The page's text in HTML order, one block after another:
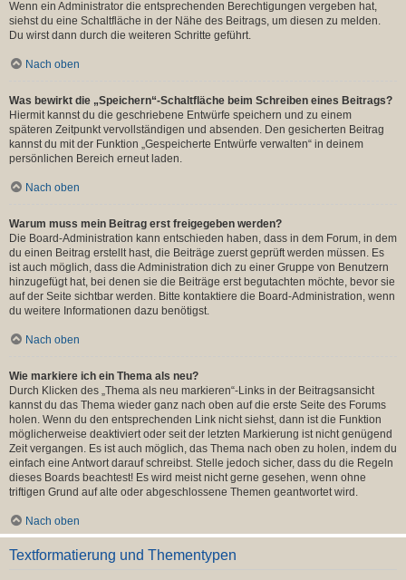
Wenn ein Administrator die entsprechenden Berechtigungen vergeben hat,
siehst du eine Schaltfläche in der Nähe des Beitrags, um diesen zu melden.
Du wirst dann durch die weiteren Schritte geführt.
Nach oben
Was bewirkt die „Speichern“-Schaltfläche beim Schreiben eines Beitrags?
Hiermit kannst du die geschriebene Entwürfe speichern und zu einem
späteren Zeitpunkt vervollständigen und absenden. Den gesicherten Beitrag
kannst du mit der Funktion „Gespeicherte Entwürfe verwalten“ in deinem
persönlichen Bereich erneut laden.
Nach oben
Warum muss mein Beitrag erst freigegeben werden?
Die Board-Administration kann entschieden haben, dass in dem Forum, in dem
du einen Beitrag erstellt hast, die Beiträge zuerst geprüft werden müssen. Es
ist auch möglich, dass die Administration dich zu einer Gruppe von Benutzern
hinzugefügt hat, bei denen sie die Beiträge erst begutachten möchte, bevor sie
auf der Seite sichtbar werden. Bitte kontaktiere die Board-Administration, wenn
du weitere Informationen dazu benötigst.
Nach oben
Wie markiere ich ein Thema als neu?
Durch Klicken des „Thema als neu markieren“-Links in der Beitragsansicht
kannst du das Thema wieder ganz nach oben auf die erste Seite des Forums
holen. Wenn du den entsprechenden Link nicht siehst, dann ist die Funktion
möglicherweise deaktiviert oder seit der letzten Markierung ist nicht genügend
Zeit vergangen. Es ist auch möglich, das Thema nach oben zu holen, indem du
einfach eine Antwort darauf schreibst. Stelle jedoch sicher, dass du die Regeln
dieses Boards beachtest! Es wird meist nicht gerne gesehen, wenn ohne
triftigen Grund auf alte oder abgeschlossene Themen geantwortet wird.
Nach oben
Textformatierung und Thementypen